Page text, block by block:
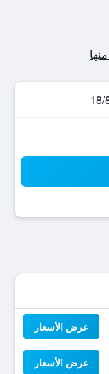
عرض الأسعار
عرض الأسعار